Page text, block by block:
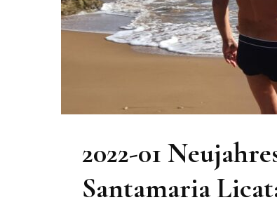
2022-01
Santamaria